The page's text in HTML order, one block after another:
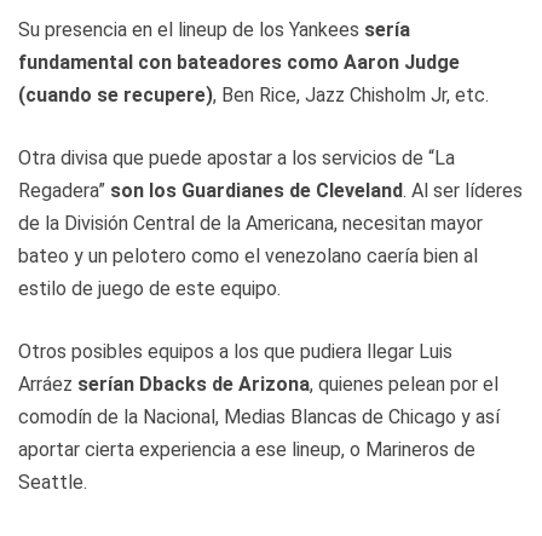
Su presencia en el lineup de los Yankees sería
fundamental con bateadores como Aaron Judge
(cuando se recupere), Ben Rice, Jazz Chisholm Jr, etc.
Otra divisa que puede apostar a los servicios de “La
Regadera” son los Guardianes de Cleveland. Al ser líderes
de la División Central de la Americana, necesitan mayor
bateo y un pelotero como el venezolano caería bien al
estilo de juego de este equipo.
Otros posibles equipos a los que pudiera llegar Luis
Arráez serían Dbacks de Arizona, quienes pelean por el
comodín de la Nacional, Medias Blancas de Chicago y así
aportar cierta experiencia a ese lineup, o Marineros de
Seattle.